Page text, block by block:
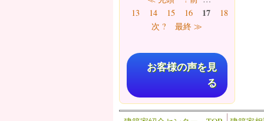
13
14 15 16 17 18
次 ?
最終 ≫
お客様の声を見
る